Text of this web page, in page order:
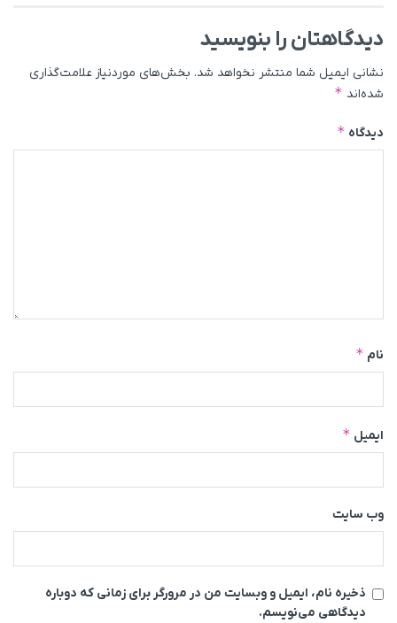
دیدگاهتان را بنویسید
نشانی ایمیل شما منتشر نخواهد شد. بخش‌های موردنیاز علامت‌گذاری
شده‌اند *
دیدگاه *
نام *
ایمیل *
وب‌ سایت
ذخیره نام، ایمیل و وبسایت من در مرورگر برای زمانی که دوباره
دیدگاهی می‌نویسم.